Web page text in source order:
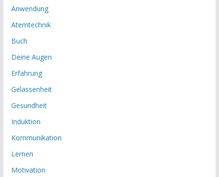
Anwendung
Atemtechnik
Buch
Deine Augen
Erfahrung
Gelassenheit
Gesundheit
Induktion
Kommunikation
Lernen
Motivation